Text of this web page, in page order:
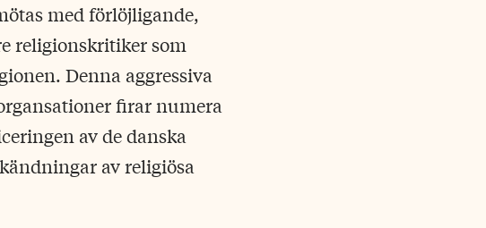
med förlöjligande,
religionskritiker som
Denna aggressiva
firar numera
av de danska
av religiösa